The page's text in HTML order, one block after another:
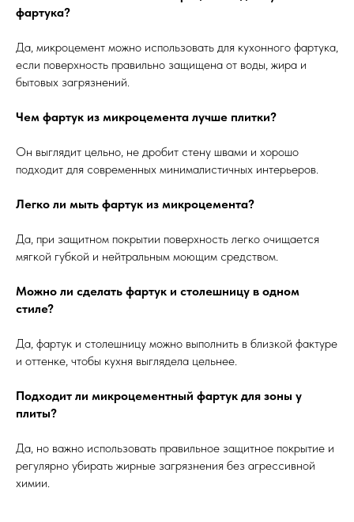
фартука?
Да, микроцемент можно использовать для кухонного фартука,
если поверхность правильно защищена от воды, жира и
бытовых загрязнений.
Чем фартук из микроцемента лучше плитки?
Он выглядит цельно, не дробит стену швами и хорошо
подходит для современных минималистичных интерьеров.
Легко ли мыть фартук из микроцемента?
Да, при защитном покрытии поверхность легко очищается
мягкой губкой и нейтральным моющим средством.
Можно ли сделать фартук и столешницу в одном
стиле?
Да, фартук и столешницу можно выполнить в близкой фактуре
и оттенке, чтобы кухня выглядела цельнее.
Подходит ли микроцементный фартук для зоны у
плиты?
Да, но важно использовать правильное защитное покрытие и
регулярно убирать жирные загрязнения без агрессивной
химии.